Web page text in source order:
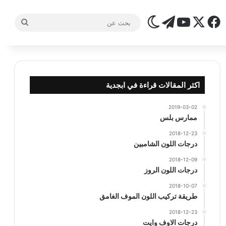
فيسبوك
‫X
‫YouTube
تيلقرامالوضع المظلم
اكثر المقالات قراءة في ابجدية
2019-03-02
ممارس بلس
2018-12-23
درجات اللون الشامبين
2018-12-09
درجات اللون الروز
2018-10-07
طريقة تركيب اللون الموف الغامق
2018-12-23
درجات الاوف وايت